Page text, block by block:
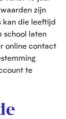
zijn
kan die leeftijd
school laten
online contact
te